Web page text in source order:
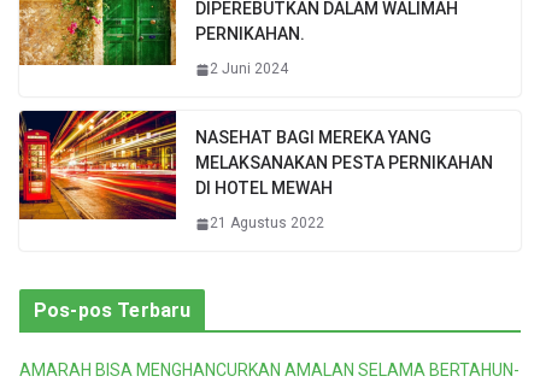
DIPEREBUTKAN DALAM WALIMAH
PERNIKAHAN.
2 Juni 2024
NASEHAT BAGI MEREKA YANG
MELAKSANAKAN PESTA PERNIKAHAN
DI HOTEL MEWAH
21 Agustus 2022
Pos-pos Terbaru
AMARAH BISA MENGHANCURKAN AMALAN SELAMA BERTAHUN-